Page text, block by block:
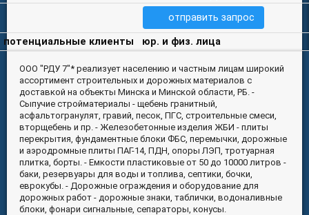
отправить запрос
потенциальные клиенты юр. и физ. лица
ООО "РДУ 7"* реализует населению и частным лицам широкий
ассортимент строительных и дорожных материалов с
доставкой на объекты Минска и Минской области, РБ. -
Сыпучие стройматериалы - щебень гранитный,
асфальтогранулят, гравий, песок, ПГС, строительные смеси,
вторщебень и пр. - Железобетонные изделия ЖБИ - плиты
перекрытия, фундаментные блоки ФБС, перемычки, дорожные
и аэродромные плиты ПАГ-14, ПДН, опоры ЛЭП, тротуарная
плитка, борты. - Емкости пластиковые от 50 до 10000 литров -
баки, резервуары для воды и топлива, септики, бочки,
еврокубы. - Дорожные ограждения и оборудование для
дорожных работ - дорожные знаки, таблички, водоналивные
блоки, фонари сигнальные, сепараторы, конусы.